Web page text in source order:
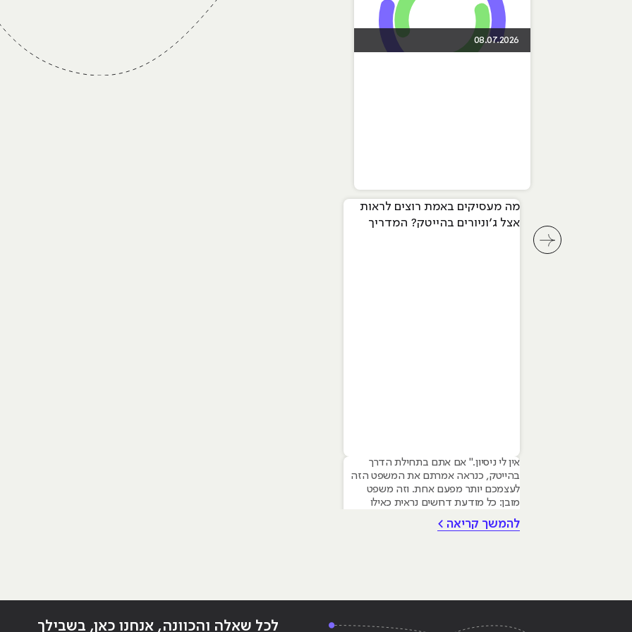
08.07.2026
מה מעסיקים באמת רוצים לראות
אצל ג׳וניורים בהייטק? המדריך
אין לי ניסיון." אם אתם בתחילת הדרך
בהייטק, כנראה אמרתם את המשפט הזה
לעצמכם יותר מפעם אחת. וזה משפט
מובן: כל מודעת דרושים נראית כאילו
נכתבה עבור מישהו שכבר עבד בצוות,
כבר נגע במוצר אמיתי, כבר צבר ביטחון.
להמשך קריאה >
לחץ לשיקופית קודמת בסליידר מאמרים
לכל שאלה והכוונה, אנחנו כאן, בשבילך